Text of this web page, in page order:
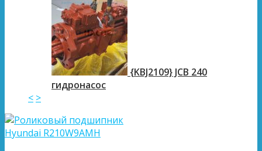
{KBJ2109} JCB 240
гидронасос
< >